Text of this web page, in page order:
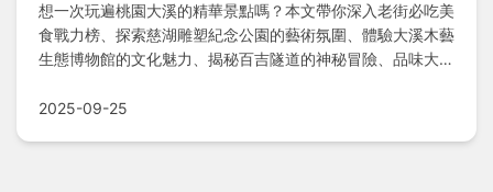
想一次玩遍桃園大溪的精華景點嗎？本文帶你深入老街必吃美
食戰力榜、探索慈湖雕塑紀念公園的藝術氛圍、體驗大溪木藝
生態博物館的文化魅力、揭秘百吉隧道的神秘冒險、品味大溪
地公園和打鐵寮古道。別錯過血淚提醒的大溪韭菜花田與攝影
2025-09-25